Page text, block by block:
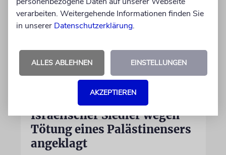
Israelischer Siedler wegen
Tötung eines Palästinensers
angeklagt
verarbeiten. Weitergehende Informationen finden Sie
in unserer Datenschutzerklärung.
ALLES ABLEHNEN EINSTELLUNGEN
AKZEPTIEREN